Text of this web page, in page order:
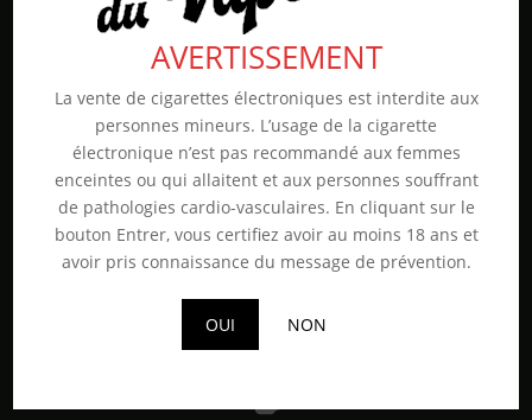
AVERTISSEMENT
La vente de cigarettes électroniques est interdite aux
personnes mineurs. L’usage de la cigarette
électronique n’est pas recommandé aux femmes
enceintes ou qui allaitent et aux personnes souffrant
de pathologies cardio-vasculaires. En cliquant sur le
bouton Entrer, vous certifiez avoir au moins 18 ans et
avoir pris connaissance du message de prévention.
OUI NON
PAIEMENT 100% SECURISE